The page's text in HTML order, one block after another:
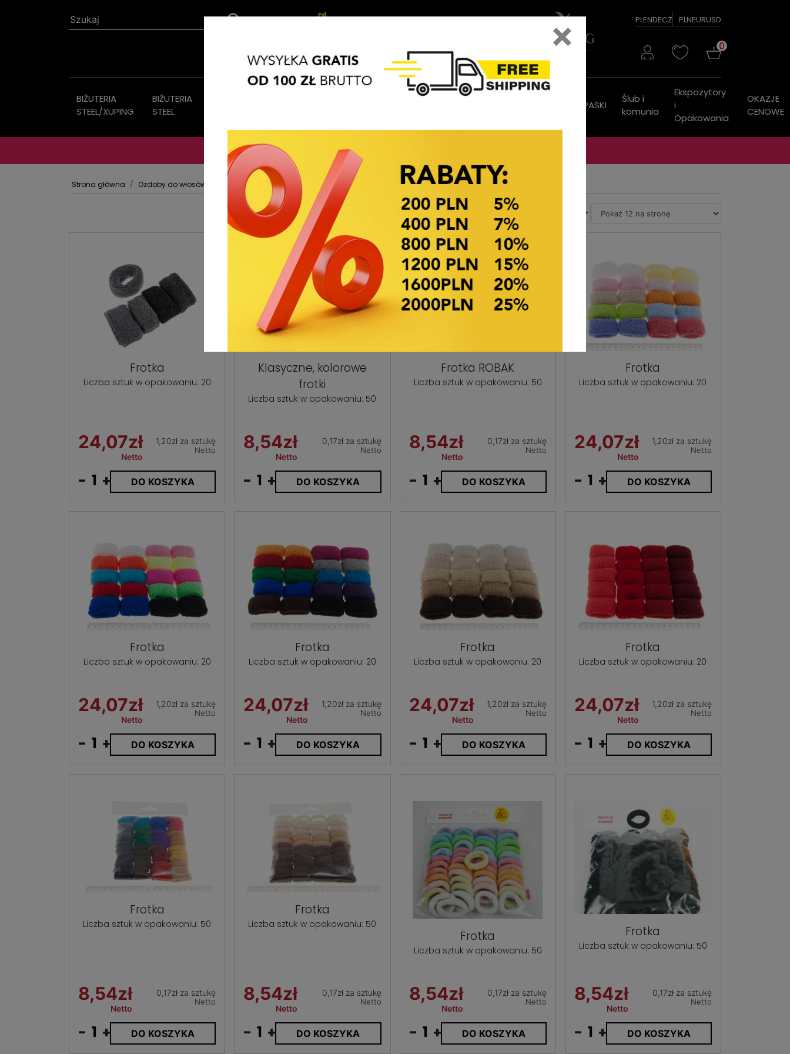
PLENDECZ PLNEURUSD
0
BIŻUTERIA
STEEL/XUPING
BIŻUTERIA
STEEL
Ozdoby
Akcesoria
PASKI
Ślub i
komunia
Ekspozytory
i
Opakowania
OKAZJE
CENOWE
OKAZJE CENOWE! OKAZJE CENOWE!
Strona główna Ozdoby do włosów Gumki frotki
Frotka
Liczba sztuk w opakowaniu: 20
24,07zł
Netto
1,20zł za sztukę
Netto
- + DO KOSZYKA
Klasyczne, kolorowe
frotki
Liczba sztuk w opakowaniu: 50
8,54zł
Netto
0,17zł za sztukę
Netto
- + DO KOSZYKA
Frotka ROBAK
Liczba sztuk w opakowaniu: 50
8,54zł
Netto
0,17zł za sztukę
Netto
- + DO KOSZYKA
Frotka
Liczba sztuk w opakowaniu: 20
24,07zł
Netto
1,20zł za sztukę
Netto
- + DO KOSZYKA
Frotka
Liczba sztuk w opakowaniu: 20
24,07zł
Netto
1,20zł za sztukę
Netto
- + DO KOSZYKA
Frotka
Liczba sztuk w opakowaniu: 20
24,07zł
Netto
1,20zł za sztukę
Netto
- + DO KOSZYKA
Frotka
Liczba sztuk w opakowaniu: 20
24,07zł
Netto
1,20zł za sztukę
Netto
- + DO KOSZYKA
Frotka
Liczba sztuk w opakowaniu: 20
24,07zł
Netto
1,20zł za sztukę
Netto
- + DO KOSZYKA
Frotka
Liczba sztuk w opakowaniu: 50
8,54zł
Netto
0,17zł za sztukę
Netto
- + DO KOSZYKA
Frotka
Liczba sztuk w opakowaniu: 50
8,54zł
Netto
0,17zł za sztukę
Netto
- + DO KOSZYKA
Frotka
Liczba sztuk w opakowaniu: 50
8,54zł
Netto
0,17zł za sztukę
Netto
- + DO KOSZYKA
Frotka
Liczba sztuk w opakowaniu: 50
8,54zł
Netto
0,17zł za sztukę
Netto
- + DO KOSZYKA
×